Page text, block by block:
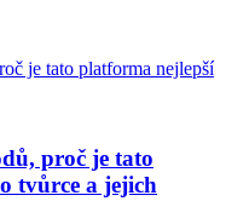
proč je tato
tvůrce a jejich